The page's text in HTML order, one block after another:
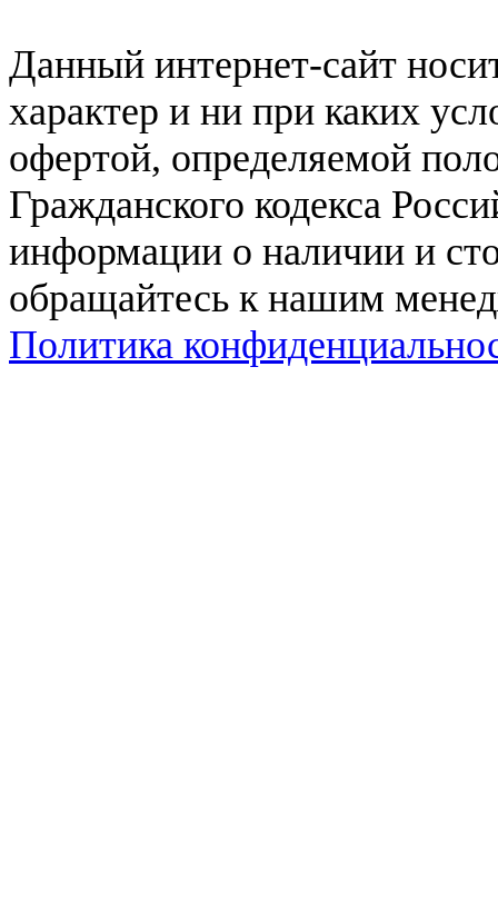
Данный интернет-сайт
характер и ни при каких
офертой, определяемой
Гражданского кодекса
информации о наличии и
обращайтесь к нашим
Политика